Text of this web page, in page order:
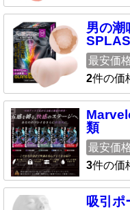
男の潮
最安価
2件の価
類
最安価
3件の価
吸引ポ